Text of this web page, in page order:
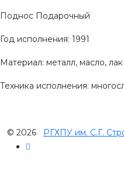
Поднос Подарочный
Год исполнения: 1991
Материал: металл, масло, лак
Техника исполнения:
© 2026 РГХПУ им. С.Г.